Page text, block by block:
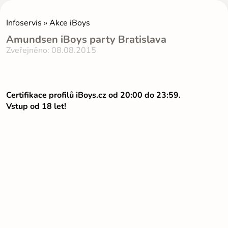
Infoservis » Akce iBoys
Amundsen iBoys party Bratislava
Zveřejněno: 08.08.2015
Certifikace profilů iBoys.cz od 20:00 do 23:59.
Vstup od 18 let!